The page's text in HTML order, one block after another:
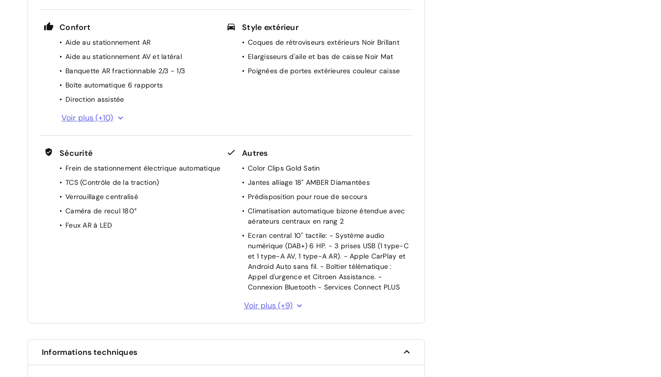
Confort
Aide au stationnement AR
Aide au stationnement AV et latéral
Banquette AR fractionnable 2/3 - 1/3
Boîte automatique 6 rapports
Direction assistée
Essuie-vitre AV automatique
Rétroviseurs extérieurs électriques et dégivrants
Rétroviseurs extérieurs rabattables
électriquement
Siège conducteur avec réglage lombaire
Sièges conducteur et passager réglables en
Voir plus (+10)
Style extérieur
Coques de rétroviseurs extérieurs Noir Brillant
Elargisseurs d'aile et bas de caisse Noir Mat
Poignées de portes extérieures couleur caisse
Sécurité
Frein de stationnement électrique automatique
TCS (Contrôle de la traction)
Verrouillage centralisé
Caméra de recul 180°
Feux AR à LED
Autres
Color Clips Gold Satin
Jantes alliage 18" AMBER Diamantées
Prédisposition pour roue de secours
Climatisation automatique bizone étendue avec
aérateurs centraux en rang 2
Ecran central 10" tactile: - Système audio
numérique (DAB+) 6 HP. - 3 prises USB (1 type-C
et 1 type-A AV, 1 type-A AR). - Apple CarPlay et
Android Auto sans fil. - Boîtier télématique :
Appel d'urgence et Citroen Assistance. -
Connexion Bluetooth - Services Connect PLUS
Lame AV grise
adaptatif avec fonction Stop & Go
Pack Safety Plus - Active Safety Brake 2.0
Voir plus (+9)
Informations techniques